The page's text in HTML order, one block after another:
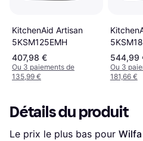
KitchenAid Artisan
5KSM125EMH
407,98 €
Ou 3 paiements de
135,99 €
544,99
Ou 3
181,66 €
Détails du produit
Le prix le plus bas pour